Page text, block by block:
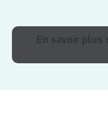
En savoir